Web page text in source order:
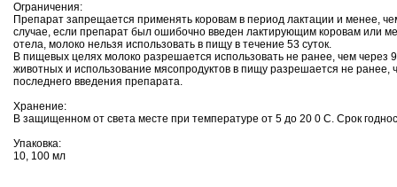
Ограничения:
Препарат запрещается применять коровам в период лактации и менее,
случае, если препарат был ошибочно введен лактирующим коровам или
отела, молоко нельзя использовать в пищу в течение 53 суток.
В пищевых целях молоко разрешается использовать не ранее, чем через
животных и использование мясопродуктов в пищу разрешается не ранее,
последнего введения препарата.
Хранение:
В защищенном от света месте при температуре от 5 до 20 0 С. Срок
Упаковка:
10, 100 мл